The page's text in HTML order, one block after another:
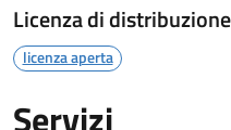
Licenza di distribuzione
licenza aperta
Servizi